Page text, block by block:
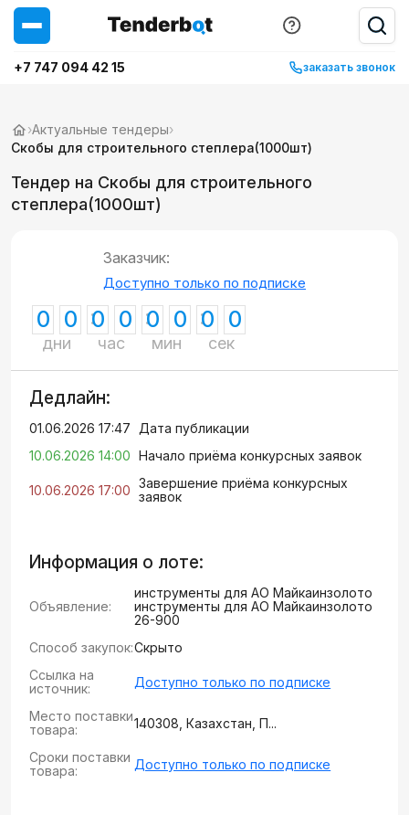
+7 747 094 42 15 заказать звонок
›Актуальные тендеры›
Скобы для строительного степлера(1000шт)
Тендер на Скобы для строительного
степлера(1000шт)
Заказчик:
Доступно только по подписке
0 0
дни
0 0
час
0 0
мин
0 0
сек
Дедлайн:
01.06.2026 17:47
Дата публикации
10.06.2026 14:00 Начало приёма конкурсных заявок
10.06.2026 17:00 Завершение приёма конкурсных
заявок
Информация о лоте:
Объявление:
инструменты для АО Майкаинзолото
инструменты для АО Майкаинзолото
26-900
Способ закупок:Скрыто
Ссылка на
источник:
Доступно только по подписке
Место поставки
товара:
140308, Казахстан, П...
Сроки поставки
товара:
Доступно только по подписке